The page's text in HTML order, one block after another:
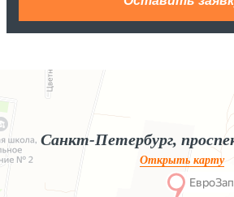
Яндекс.Карты
Яндекс.Карты — поиск мест и адресов, городской
Санкт-Петербург,
Открыть карту